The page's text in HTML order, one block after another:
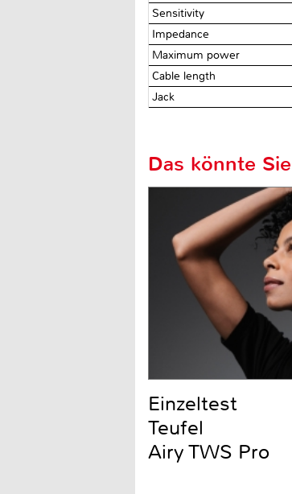
Sensitivity
Impedance
Maximum power
Cable length
Jack
Das könnte
Einzeltest
Teufel
Airy TWS Pro